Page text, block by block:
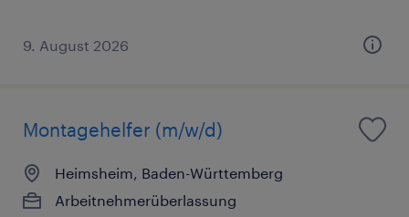
9. August 2026
Montagehelfer (m/w/d)
Heimsheim, Baden-Württemberg
Arbeitnehmerüberlassung